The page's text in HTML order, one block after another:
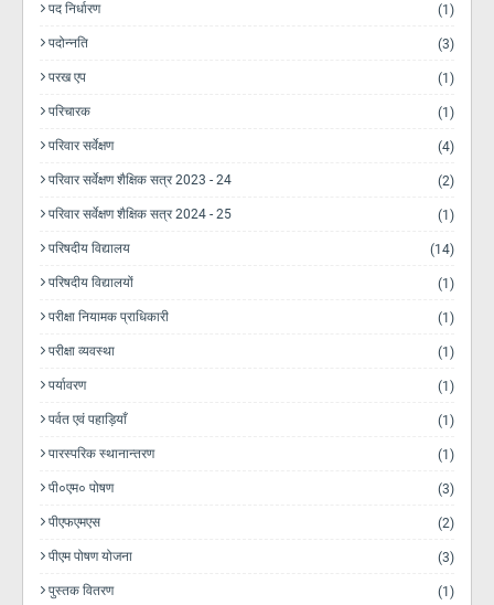
पद निर्धारण (1)
पदोन्नति (3)
परख एप (1)
परिचारक (1)
परिवार सर्वेक्षण (4)
परिवार सर्वेक्षण शैक्षिक सत्र 2023 - 24 (2)
परिवार सर्वेक्षण शैक्षिक सत्र 2024 - 25 (1)
परिषदीय विद्यालय (14)
परिषदीय विद्यालयों (1)
परीक्षा नियामक प्राधिकारी (1)
परीक्षा व्यवस्था (1)
पर्यावरण (1)
पर्वत एवं पहाड़ियाँ (1)
पारस्परिक स्थानान्तरण (1)
पी०एम० पोषण (3)
पीएफएमएस (2)
पीएम पोषण योजना (3)
पुस्तक वितरण (1)